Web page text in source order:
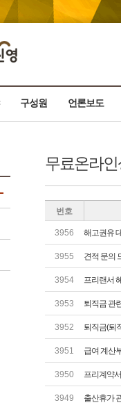
구성원 언론보도
무료온라
번호
3956 해고권유
3955 견적 문의
3954 프리랜서
3953 퇴직금 관
3952 퇴직금(퇴
3951 급여 계산
3950 프리계약
3949 출산휴가